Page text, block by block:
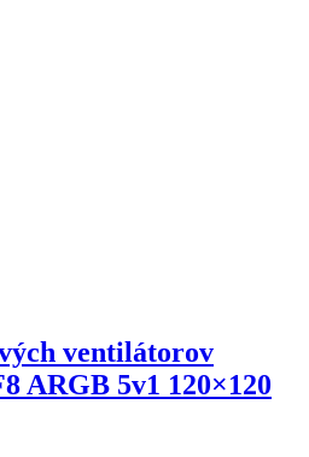
ventilátorov
ARGB 5v1 120×120